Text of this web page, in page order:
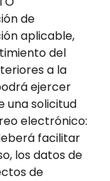
de
aplicable,
del
a la
ejercer
una solicitud
electrónico:
facilitar
los datos de
de